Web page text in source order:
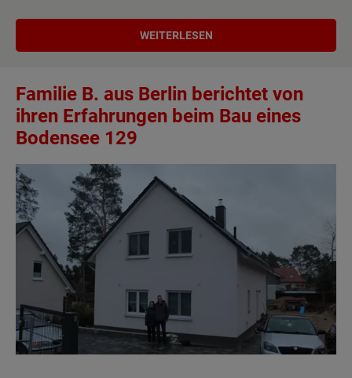
WEITERLESEN
Familie B. aus Berlin berichtet von
ihren Erfahrungen beim Bau eines
Bodensee 129